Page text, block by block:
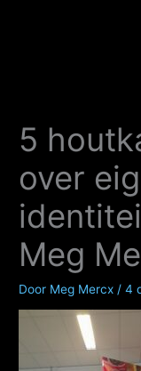
5
over
Meg
Door Meg Mercx /4